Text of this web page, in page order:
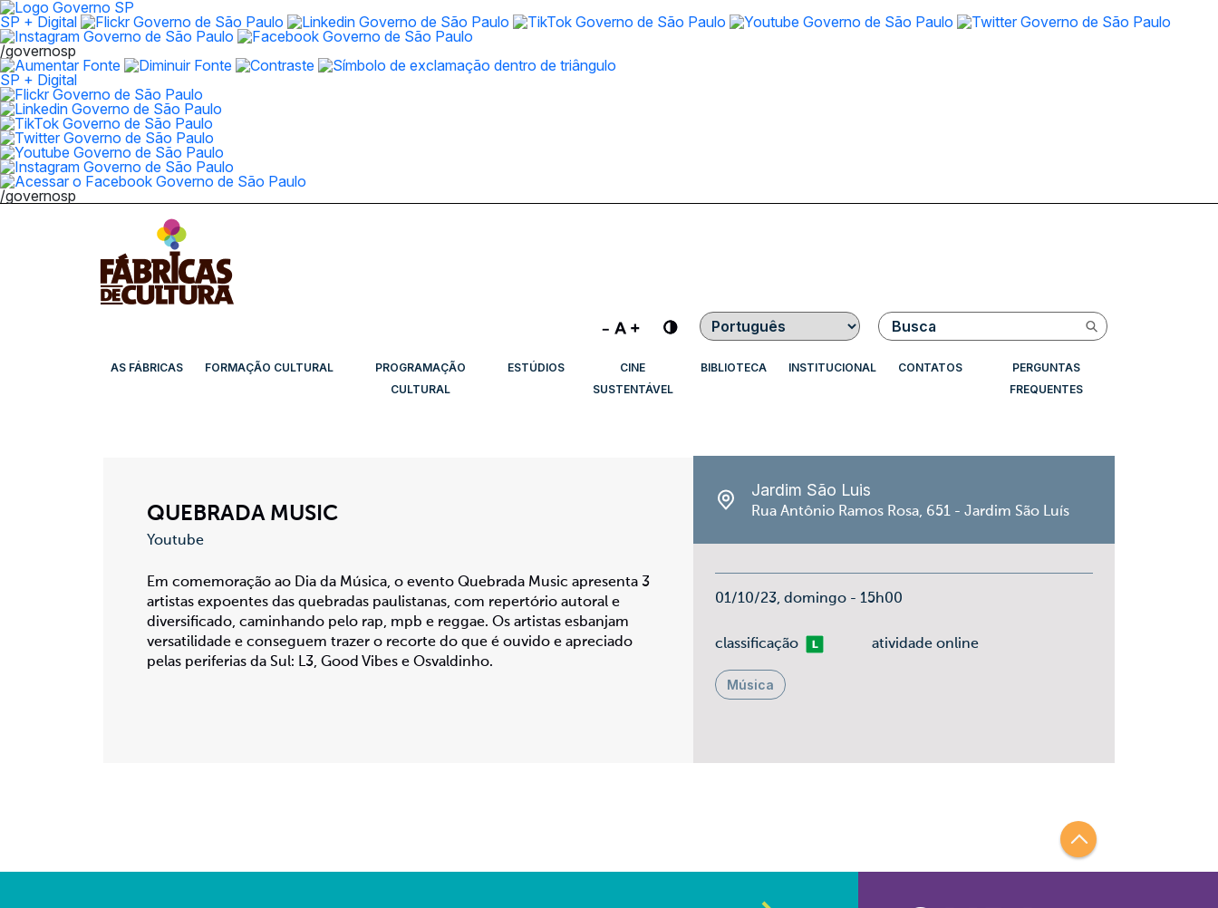
SP + Digital
/governosp
SP + Digital
/governosp
Contraste Buscar
AS FÁBRICAS FORMAÇÃO CULTURAL
PROGRAMAÇÃO
CULTURAL
ESTÚDIOS
CINE
SUSTENTÁVEL
BIBLIOTECA INSTITUCIONAL CONTATOS
PERGUNTAS
FREQUENTES
QUEBRADA MUSIC
Youtube
Em comemoração ao Dia da Música, o evento Quebrada Music apresenta 3
artistas expoentes das quebradas paulistanas, com repertório autoral e
diversificado, caminhando pelo rap, mpb e reggae. Os artistas esbanjam
versatilidade e conseguem trazer o recorte do que é ouvido e apreciado
pelas periferias da Sul: L3, Good Vibes e Osvaldinho.
Jardim São Luis
Rua Antônio Ramos Rosa, 651 - Jardim São Luís
01/10/23, domingo - 15h00
classificaçãoLivre atividade online
Música